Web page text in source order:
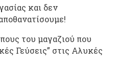
και δεν
του μαγαζιού που
Γεύσεις” στις Αλυκές